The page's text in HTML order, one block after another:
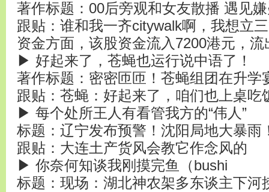
著作标题：00后旁观和女友散播 遇见
跟贴：谁和我一齐citywalk啊，我想立
资金方面，该股资金流入7200港元，流
▶ 好起来了，苍蝇也运行说中语了！
著作标题：密密匝匝！苍蝇组团在升学
跟贴：苍蝇：好起来了，咱们也上桌吃
▶ 每个处所王人有看管我方的“伟人”
标题：辽宁发布预警！沈阳局地大暴
跟贴：大连土产货风会教它作念风的
▶ 你奈何知谈我刚摸完鱼（bushi
标题：现场：湖北神农架多东谈主下河